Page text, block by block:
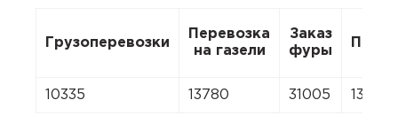
Грузоперевозки
Перевозка
на газели
Заказ
фуры
10335 13780 31005 13780